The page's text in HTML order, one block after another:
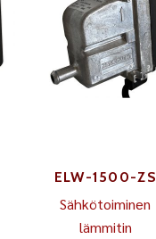
ELW-1500-ZS
Sähkötoiminen
lämmitin